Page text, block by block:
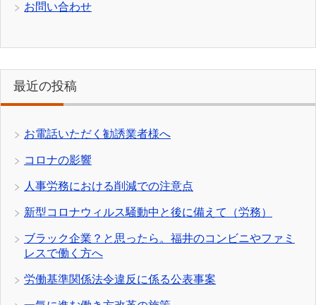
お問い合わせ
最近の投稿
お電話いただく勧誘業者様へ
コロナの影響
人事労務における削減での注意点
新型コロナウィルス騒動中と後に備えて（労務）
ブラック企業？と思ったら。福井のコンビニやファミ
レスで働く方へ
労働基準関係法令違反に係る公表事案